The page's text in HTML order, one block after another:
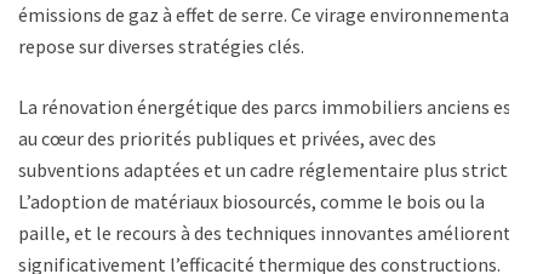
émissions de gaz à effet de serre. Ce virage environnemental
repose sur diverses stratégies clés.
La rénovation énergétique des parcs immobiliers anciens est
au cœur des priorités publiques et privées, avec des
subventions adaptées et un cadre réglementaire plus strict.
L’adoption de matériaux biosourcés, comme le bois ou la
paille, et le recours à des techniques innovantes améliorent
significativement l’efficacité thermique des constructions.